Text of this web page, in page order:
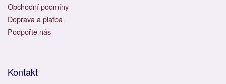
Obchodní podmíny
Doprava a platba
Podpořte nás
Kontakt